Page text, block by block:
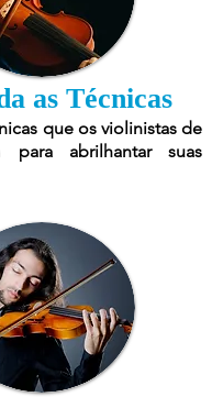
as Técnicas
que os violinistas de
para abrilhantar suas